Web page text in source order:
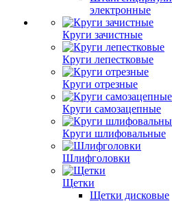
электронные
Круги зачистные
Круги лепестковые
Круги отрезные
Круги самозацепные
Круги шлифовальные
Шлифголовки
Щетки
Щетки дисковые